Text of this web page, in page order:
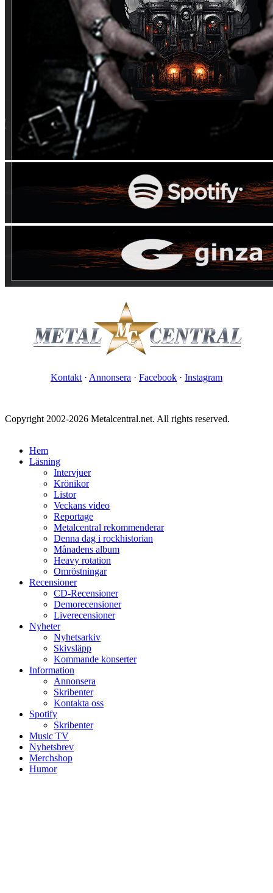
Kontakt · Annonsera · Facebook · Instagram
Copyright 2002-2026 Metalcentral.net. All rights reserved.
Hem
Läsning
Intervjuer
Krönikor
Listor
Veckans video
Reportage
Metalcentral rekommenderar
Denna dag i rockhistorian
Månadens album
Heavy rotation
Omröstningar
Recensioner
CD-Recensioner
Demorecensioner
Liverecensioner
Nyheter
Nyhetsarkiv
Skivsläpp
Kommande konserter
Information
Annonsera
Skribenter
Kontakta oss
Spotify
Skribenter
Music TV
Nyhetsbrev
Merchshop
Humor